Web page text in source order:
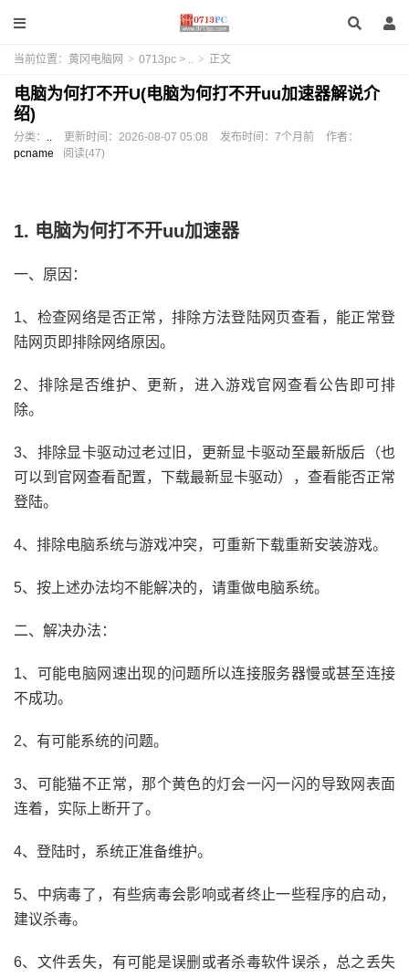
当前位置： 黄冈电脑网 > 0713pc > .. > 正文
电脑为何打不开U(电脑为何打不开uu加速器解说介
绍)
分类： .. 更新时间： 2026-08-07 05:08 发布时间： 7个月前
作者：
pcname
阅读(47)
1. 电脑为何打不开uu加速器
一、原因：
1、检查网络是否正常，排除方法登陆网页查看，能正常登
陆网页即排除网络原因。
2、排除是否维护、更新，进入游戏官网查看公告即可排
除。
3、排除显卡驱动过老过旧，更新显卡驱动至最新版后（也
可以到官网查看配置，下载最新显卡驱动），查看能否正常
登陆。
4、排除电脑系统与游戏冲突，可重新下载重新安装游戏。
5、按上述办法均不能解决的，请重做电脑系统。
二、解决办法：
1、可能电脑网速出现的问题所以连接服务器慢或甚至连接
不成功。
2、有可能系统的问题。
3、可能猫不正常，那个黄色的灯会一闪一闪的导致网表面
连着，实际上断开了。
4、登陆时，系统正准备维护。
5、中病毒了，有些病毒会影响或者终止一些程序的启动，
建议杀毒。
6、文件丢失，有可能是误删或者杀毒软件误杀，总之丢失